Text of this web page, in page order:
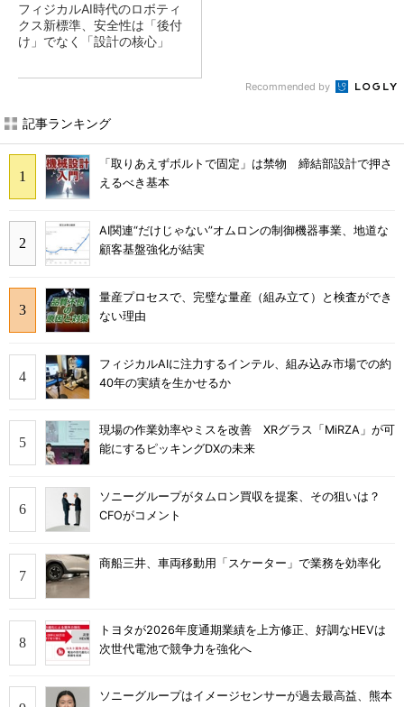
フィジカルAI時代のロボティ
クス新標準、安全性は「後付
け」でなく「設計の核心」
Recommended by
記事ランキング
「取りあえずボルトで固定」は禁物 締結部設計で押さ
えるべき基本
AI関連“だけじゃない”オムロンの制御機器事業、地道な
顧客基盤強化が結実
量産プロセスで、完璧な量産（組み立て）と検査ができ
ない理由
フィジカルAIに注力するインテル、組み込み市場での約
40年の実績を生かせるか
現場の作業効率やミスを改善 XRグラス「MiRZA」が可
能にするピッキングDXの未来
ソニーグループがタムロン買収を提案、その狙いは？
CFOがコメント
商船三井、車両移動用「スケーター」で業務を効率化
トヨタが2026年度通期業績を上方修正、好調なHEVは
次世代電池で競争力を強化へ
ソニーグループはイメージセンサーが過去最高益、熊本